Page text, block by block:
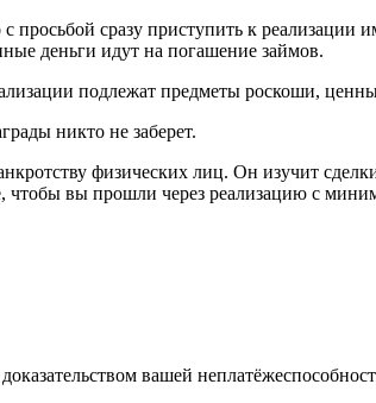
просьбой сразу приступить к
деньги идут на погашение займов.
подлежат предметы роскоши,
никто не заберет.
физических лиц. Он изучит
чтобы вы прошли через реализацию с
вашей